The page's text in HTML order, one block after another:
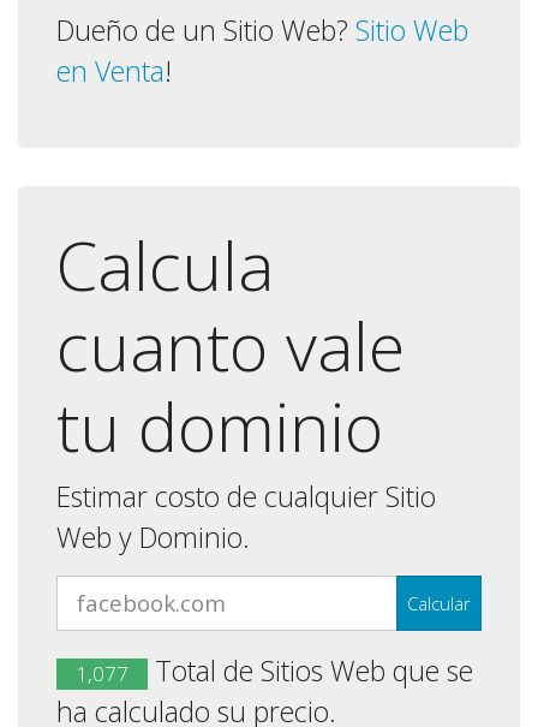
Dueño de un Sitio Web? Sitio Web
en Venta!
Calcula
cuanto vale
tu dominio
Estimar costo de cualquier Sitio
Web y Dominio.
1,077
Total de Sitios Web que se
ha calculado su precio.